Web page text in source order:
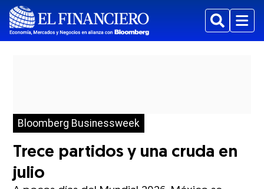
BuscarMenu
Bloomberg Businessweek
Trece partidos y una cruda en
julio